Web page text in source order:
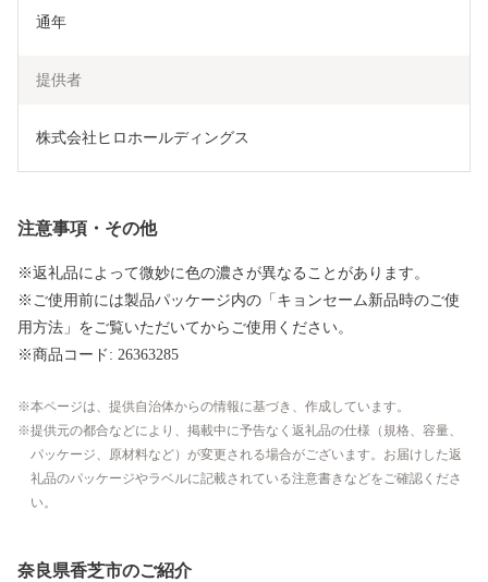
通年
提供者
株式会社ヒロホールディングス
注意事項・その他
※返礼品によって微妙に色の濃さが異なることがあります。
※ご使用前には製品パッケージ内の「キョンセーム新品時のご使
用方法」をご覧いただいてからご使用ください。
※商品コード: 26363285
本ページは、提供自治体からの情報に基づき、作成しています。
提供元の都合などにより、掲載中に予告なく返礼品の仕様（規格、容量、
パッケージ、原材料など）が変更される場合がございます。お届けした返
礼品のパッケージやラベルに記載されている注意書きなどをご確認くださ
い。
奈良県香芝市のご紹介